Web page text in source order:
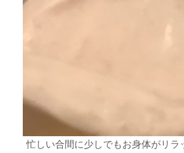
忙しい合間に少しでもお身体がリラ